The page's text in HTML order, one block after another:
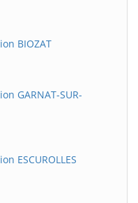
BIOZAT
GARNAT-SUR-
ESCUROLLES